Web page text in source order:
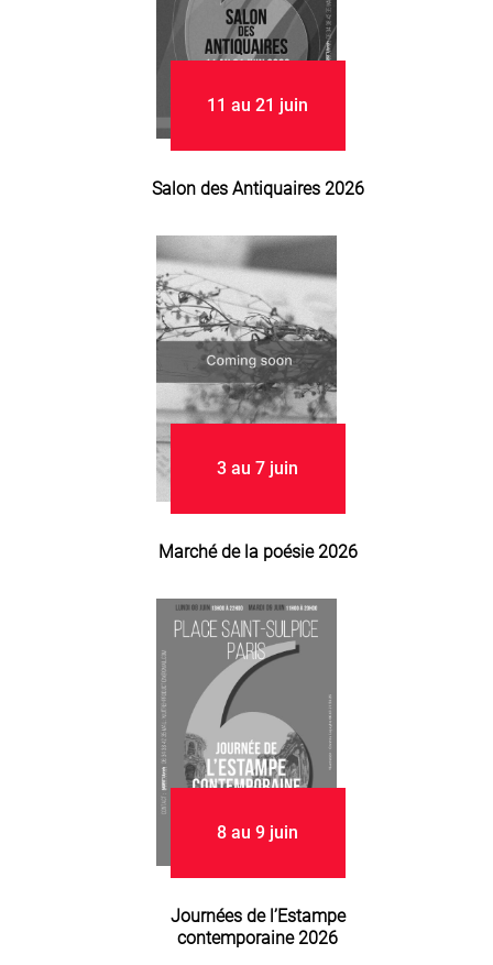
11 au 21 juin
Salon des Antiquaires 2026
3 au 7 juin
Marché de la poésie 2026
8 au 9 juin
Journées de l’Estampe
contemporaine 2026